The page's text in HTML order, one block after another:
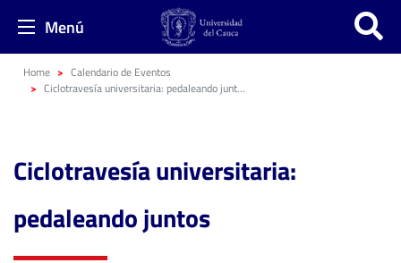
Menú
Home
Calendario de Eventos
Ciclotravesía universitaria: pedaleando juntos
Ciclotravesía universitaria:
pedaleando juntos